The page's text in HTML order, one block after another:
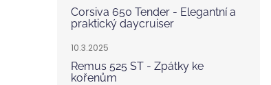
Corsiva 650 Tender - Elegantní a
praktický daycruiser
10.3.2025
Remus 525 ST - Zpátky ke
kořenům